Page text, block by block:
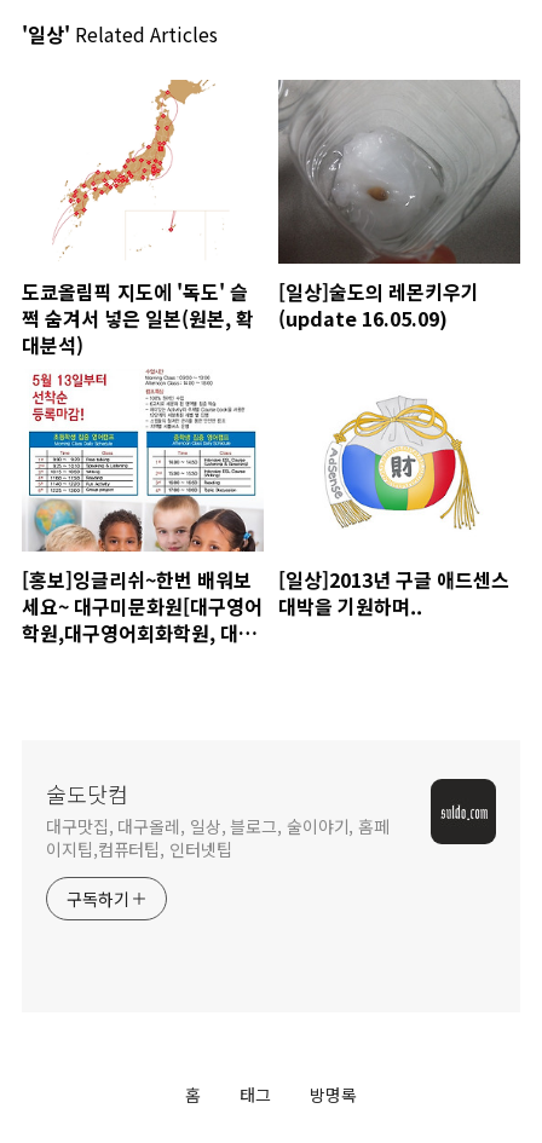
'일상' Related Articles
도쿄올림픽 지도에 '독도' 슬
쩍 숨겨서 넣은 일본(원본, 확
대분석)
[일상]술도의 레몬키우기
(update 16.05.09)
[홍보]잉글리쉬~한번 배워보
세요~ 대구미문화원[대구영어
학원,대구영어회화학원, 대구
[일상]2013년 구글 애드센스
대박을 기원하며..
술도닷컴
대구맛집, 대구올레, 일상, 블로그, 술이야기, 홈페
이지팁,컴퓨터팁, 인터넷팁
구독하기
홈 태그 방명록